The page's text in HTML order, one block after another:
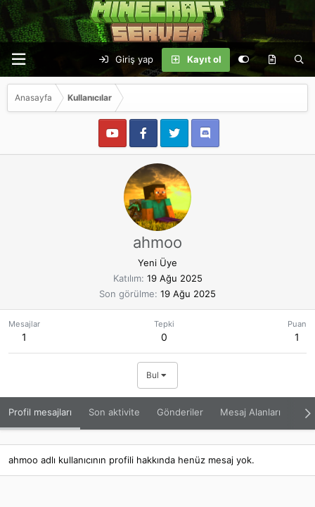
Giriş yap Kayıt ol
Anasayfa Kullanıcılar
ahmoo
Yeni Üye
Katılım 19 Ağu 2025
Son görülme 19 Ağu 2025
Mesajlar
1
Tepki
0
Puan
1
Bul
Profil mesajları Son aktivite Gönderiler Mesaj Alanları
ahmoo adlı kullanıcının profili hakkında henüz mesaj yok.